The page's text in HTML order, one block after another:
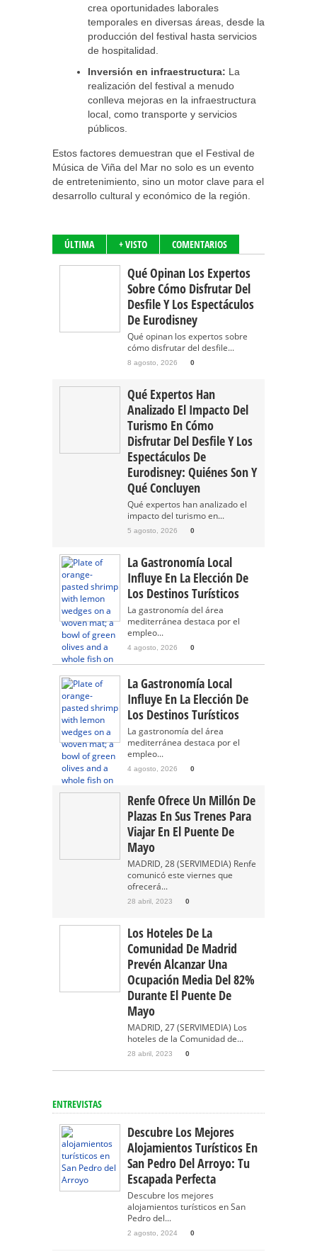
crea oportunidades laborales
temporales en diversas áreas, desde la
producción del festival hasta servicios
de hospitalidad.
Inversión en infraestructura: La
realización del festival a menudo
conlleva mejoras en la infraestructura
local, como transporte y servicios
públicos.
Estos factores demuestran que el Festival de
Música de Viña del Mar no solo es un evento
de entretenimiento, sino un motor clave para el
desarrollo cultural y económico de la región.
ÚLTIMA + VISTO COMENTARIOS
Qué Opinan Los Expertos
Sobre Cómo Disfrutar Del
Desfile Y Los Espectáculos
De Eurodisney
Qué opinan los expertos sobre
cómo disfrutar del desfile...
8 agosto, 2026 0
Qué Expertos Han
Analizado El Impacto Del
Turismo En Cómo
Disfrutar Del Desfile Y Los
Espectáculos De
Eurodisney: Quiénes Son Y
Qué Concluyen
Qué expertos han analizado el
impacto del turismo en...
5 agosto, 2026 0
La Gastronomía Local
Influye En La Elección De
Los Destinos Turísticos
La gastronomía del área
mediterránea destaca por el
empleo...
4 agosto, 2026 0
La Gastronomía Local
Influye En La Elección De
Los Destinos Turísticos
La gastronomía del área
mediterránea destaca por el
empleo...
4 agosto, 2026 0
Renfe Ofrece Un Millón De
Plazas En Sus Trenes Para
Viajar En El Puente De
Mayo
MADRID, 28 (SERVIMEDIA) Renfe
comunicó este viernes que
ofrecerá...
28 abril, 2023 0
Los Hoteles De La
Comunidad De Madrid
Prevén Alcanzar Una
Ocupación Media Del 82%
Durante El Puente De
Mayo
MADRID, 27 (SERVIMEDIA) Los
hoteles de la Comunidad de...
28 abril, 2023 0
ENTREVISTAS
Descubre Los Mejores
Alojamientos Turísticos En
San Pedro Del Arroyo: Tu
Escapada Perfecta
Descubre los mejores
alojamientos turísticos en San
Pedro del...
2 agosto, 2024 0